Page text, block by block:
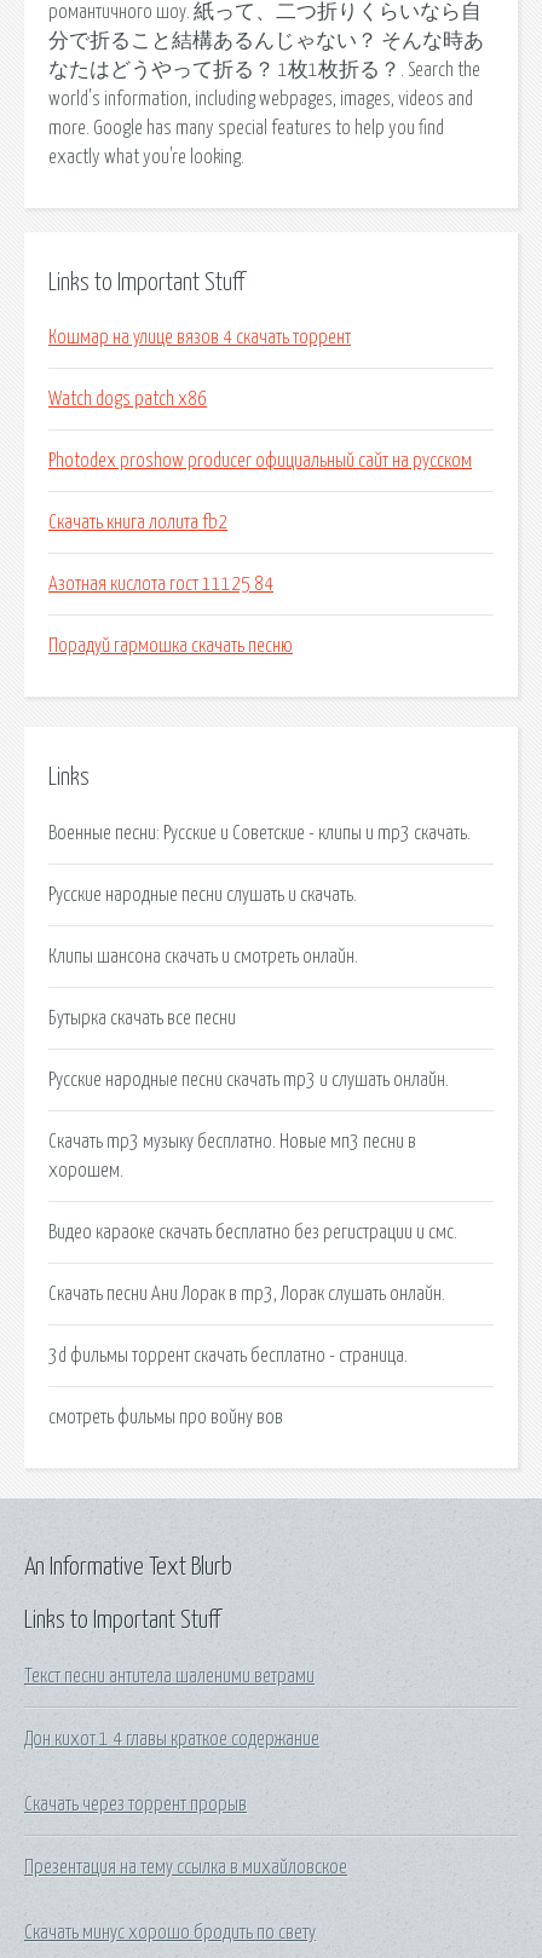
романтичного шоу. 紙って、二つ折りくらいなら自
分で折ること結構あるんじゃない？ そんな時あ
なたはどうやって折る？ 1枚1枚折る？. Search the
world's information, including webpages, images, videos and
more. Google has many special features to help you find
exactly what you're looking.
Links to Important Stuff
Кошмар на улице вязов 4 скачать торрент
Watch dogs patch x86
Photodex proshow producer официальный сайт на русском
Скачать книга лолита fb2
Азотная кислота гост 11125 84
Порадуй гармошка скачать песню
Links
Военные песни: Русские и Советские - клипы и mp3 скачать.
Русские народные песни слушать и скачать.
Клипы шансона скачать и смотреть онлайн.
Бутырка скачать все песни
Русские народные песни скачать mp3 и слушать онлайн.
Скачать mp3 музыку бесплатно. Новые мп3 песни в
хорошем.
Видео караоке скачать бесплатно без регистрации и смс.
Скачать песни Ани Лорак в mp3, Лорак слушать онлайн.
3d фильмы торрент скачать бесплатно - страница.
смотреть фильмы про войну вов
Links to Important Stuff
Текст песни антитела шаленими ветрами
Дон кихот 1 4 главы краткое содержание
Скачать через торрент прорыв
Презентация на тему ссылка в михайловское
Скачать минус хорошо бродить по свету
An Informative Text Blurb